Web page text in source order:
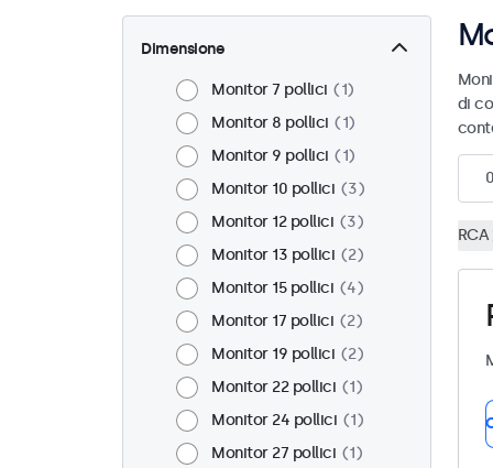
Dimensione
Monitor 7 pollici
1
Monitor 8 pollici
1
Monitor 9 pollici
1
Monitor 10 pollici
3
Monitor 12 pollici
3
Monitor 13 pollici
2
Monitor 15 pollici
4
Monitor 17 pollici
2
Monitor 19 pollici
2
Monitor 22 pollici
1
Monitor 24 pollici
1
Monitor 27 pollici
1
di
0
RCA